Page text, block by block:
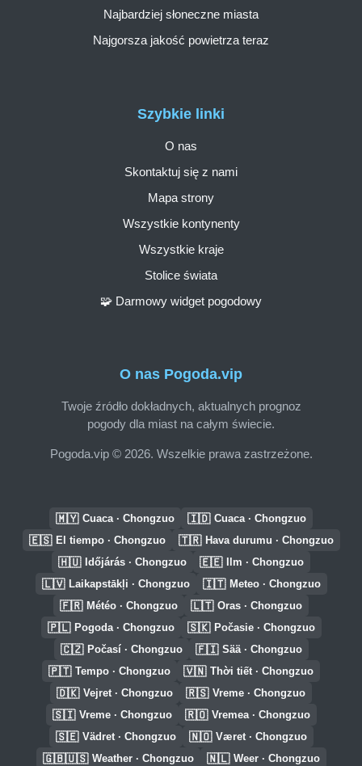
O nas Pogoda.vip
Twoje źródło dokładnych, aktualnych prognoz
pogody dla miast na całym świecie.
Pogoda.vip © 2026. Wszelkie prawa zastrzeżone.
Szybkie linki
O nas
Skontaktuj się z nami
Mapa strony
Wszystkie kontynenty
Wszystkie kraje
Stolice świata
🧩 Darmowy widget pogodowy
Najbardziej słoneczne miasta
Najgorsza jakość powietrza teraz
🇲🇾 Cuaca · Chongzuo 🇮🇩 Cuaca · Chongzuo
🇪🇸 El tiempo · Chongzuo 🇹🇷 Hava durumu · Chongzuo
🇭🇺 Időjárás · Chongzuo 🇪🇪 Ilm · Chongzuo
🇱🇻 Laikapstākļi · Chongzuo 🇮🇹 Meteo · Chongzuo
🇫🇷 Météo · Chongzuo 🇱🇹 Oras · Chongzuo
🇵🇱 Pogoda · Chongzuo 🇸🇰 Počasie · Chongzuo
🇨🇿 Počasí · Chongzuo 🇫🇮 Sää · Chongzuo
🇵🇹 Tempo · Chongzuo 🇻🇳 Thời tiết · Chongzuo
🇩🇰 Vejret · Chongzuo 🇷🇸 Vreme · Chongzuo
🇸🇮 Vreme · Chongzuo 🇷🇴 Vremea · Chongzuo
🇸🇪 Vädret · Chongzuo 🇳🇴 Været · Chongzuo
🇬🇧🇺🇸 Weather · Chongzuo 🇳🇱 Weer · Chongzuo